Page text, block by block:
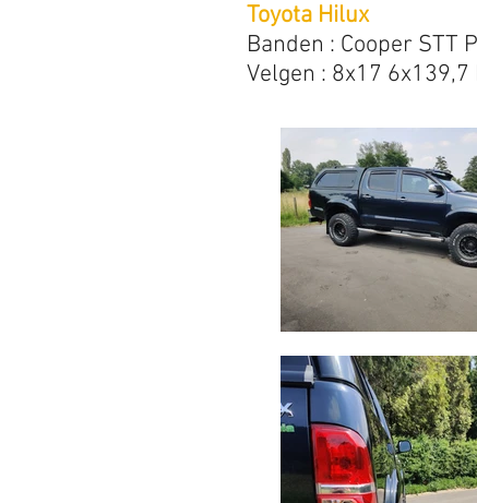
Toyota Hilux
Banden : Cooper STT
Velgen : 8x17